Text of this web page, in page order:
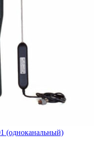
(одноканальный)